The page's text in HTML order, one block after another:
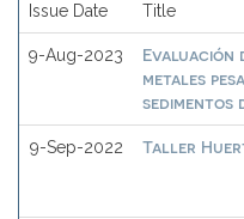
Issue Date Title
9-Aug-2023
Evaluación
metales
sedimentos
9-Sep-2022 Taller